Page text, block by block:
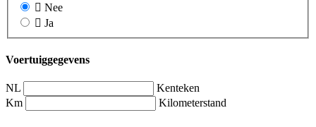
Nee
Ja
Voertuiggegevens
NL
Kenteken
Km
Kilometerstand